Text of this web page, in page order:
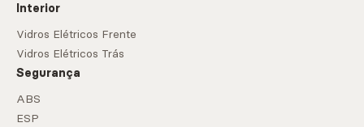
Interior
Vidros Elétricos Frente
Vidros Elétricos Trás
Segurança
ABS
ESP